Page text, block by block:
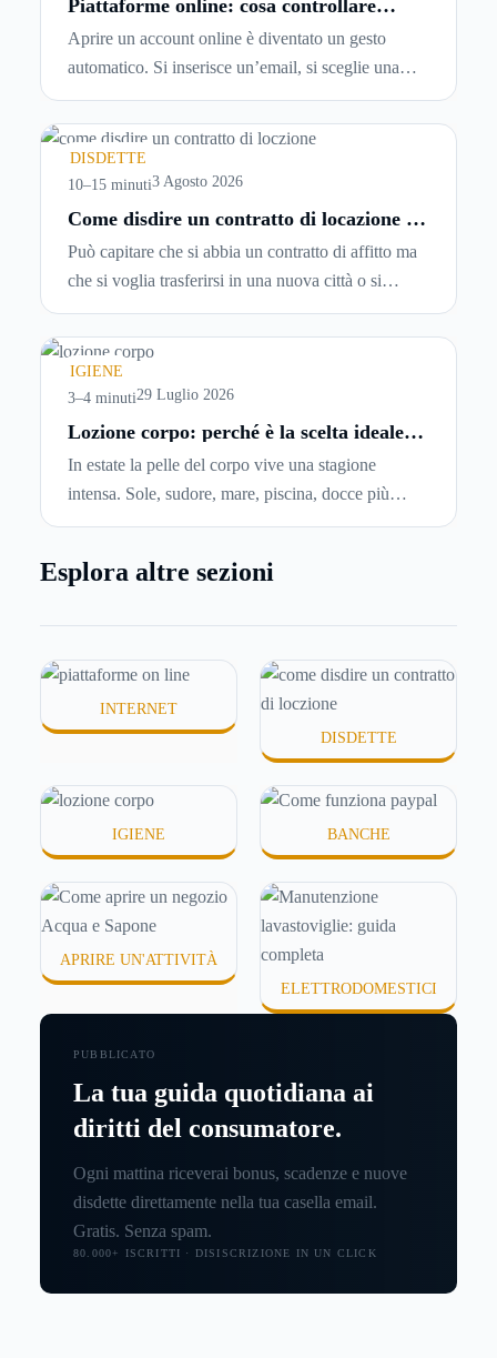
Piattaforme online: cosa controllare
prima di iscriversi e usare servizi in
tempo reale
Aprire un account online è diventato un gesto
automatico. Si inserisce un’email, si sceglie una
password, si accetta una serie di condizioni senza
leggerle davvero. Tutto avviene in pochi minuti,
spesso senza che ci si fermi a capire dove si sta
entrando.
DISDETTE
10–15 minuti3 Agosto 2026
Come disdire un contratto di locazione in
modo corretto ed efficace
Può capitare che si abbia un contratto di affitto ma
che si voglia trasferirsi in una nuova città o si
abbiano problemi a pagare il canone, per cui si
comincia a cercare un’altra abitazione: è legittimo
chiedersi se è possibile
locazioneprima che scada. In questa guida
capiremo come inviare la disdetta per un contratto
IGIENE
3–4 minuti29 Luglio 2026
Lozione corpo: perché è la scelta ideale
In estate la pelle del corpo vive una stagione
intensa. Sole, sudore, mare, piscina, docce più
frequenti e aria condizionata possono renderla
meno confortevole. Eppure, proprio nei mesi caldi,
o difficili da assorbire.
Esplora altre sezioni
INTERNET
DISDETTE
IGIENE BANCHE
APRIRE UN'ATTIVITÀ
ELETTRODOMESTICI
PUBBLICATO
La tua guida quotidiana ai
diritti del consumatore.
Ogni mattina riceverai bonus, scadenze e nuove
disdette direttamente nella tua casella email.
Gratis. Senza spam.
80.000+ ISCRITTI · DISISCRIZIONE IN UN CLICK